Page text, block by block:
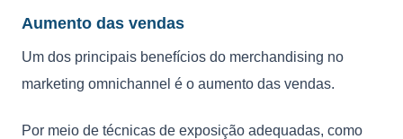
Aumento das vendas
Um dos principais benefícios do merchandising no
marketing omnichannel é o aumento das vendas.
Por meio de técnicas de exposição adequadas, como